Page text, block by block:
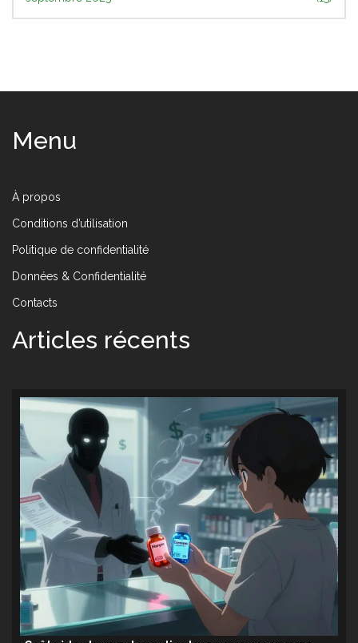
Menu
À propos
Conditions d’utilisation
Politique de confidentialité
Données & Confidentialité
Contacts
Articles récents